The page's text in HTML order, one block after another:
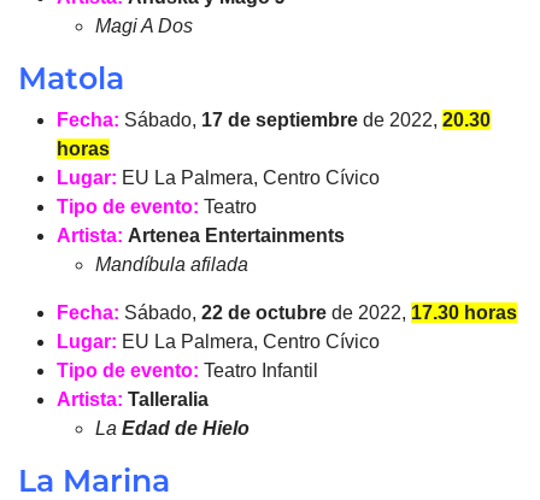
Magi A Dos
Matola
Fecha: Sábado, 17 de septiembre de 2022, 20.30
horas
Lugar: EU La Palmera, Centro Cívico
Tipo de evento: Teatro
Artista: Artenea Entertainments
Mandíbula afilada
Fecha: Sábado, 22 de octubre de 2022, 17.30 horas
Lugar: EU La Palmera, Centro Cívico
Tipo de evento: Teatro Infantil
Artista: Talleralia
La Edad de Hielo
La Marina